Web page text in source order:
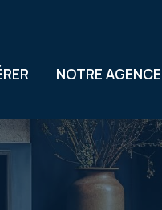
NOTRE AGENCE
Notre équipe
Nos services